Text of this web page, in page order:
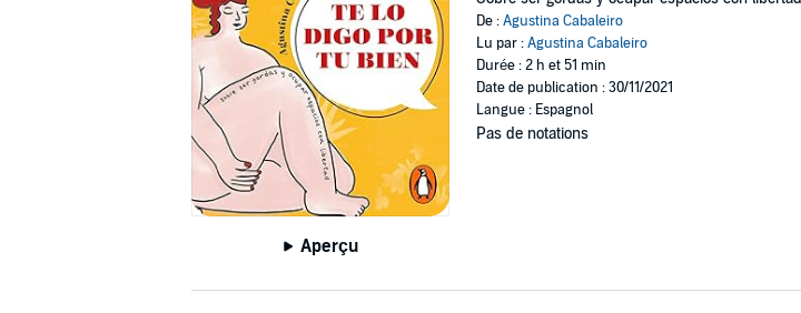
Aperçu
De :Agustina Cabaleiro
Lu par :Agustina Cabaleiro
Durée : 2 h et 51 min
Date de publication : 30/11/2021
Langue : Espagnol
Pas de notations